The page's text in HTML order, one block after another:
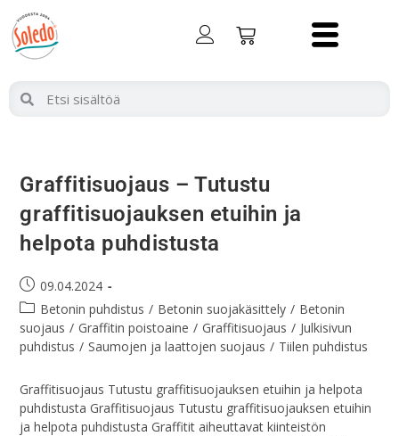
Graffitisuojaus – Tutustu
graffitisuojauksen etuihin ja
helpota puhdistusta
09.04.2024
Betonin puhdistus / Betonin suojakäsittely / Betonin
suojaus / Graffitin poistoaine / Graffitisuojaus / Julkisivun
puhdistus / Saumojen ja laattojen suojaus / Tiilen puhdistus
Graffitisuojaus Tutustu graffitisuojauksen etuihin ja helpota
puhdistusta Graffitisuojaus Tutustu graffitisuojauksen etuihin
ja helpota puhdistusta Graffitit aiheuttavat kiinteistön